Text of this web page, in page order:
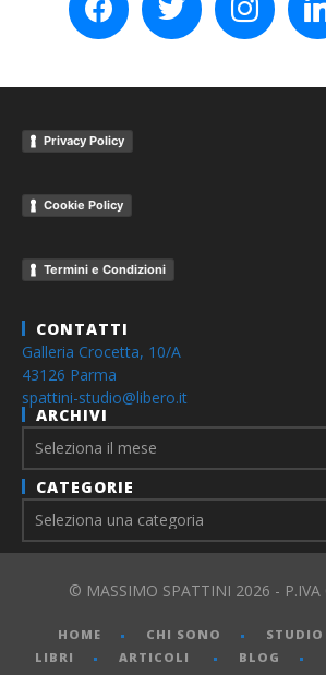
Privacy Policy
Cookie Policy
Termini e Condizioni
CONTATTI
Galleria Crocetta, 10/A
43126 Parma
spattini-studio@libero.it
ARCHIVI
Archivi
CATEGORIE
© MASSIMO SPATTINI 2026 -
HOME CHI SONO
STUDIO
LIBRI
ARTICOLI BLOG